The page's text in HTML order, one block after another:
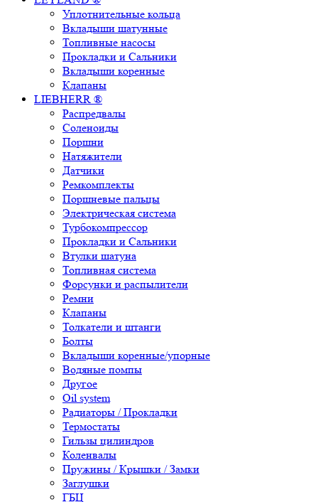
Уплотнительные кольца
Вкладыши шатунные
Топливные насосы
Прокладки и Сальники
Вкладыши коренные
Клапаны
LIEBHERR ®
Распредвалы
Соленоиды
Поршни
Натяжители
Датчики
Ремкомплекты
Поршневые пальцы
Электрическая система
Турбокомпрессор
Прокладки и Сальники
Втулки шатуна
Топливная система
Форсунки и распылители
Ремни
Клапаны
Толкатели и штанги
Болты
Вкладыши коренные/упорные
Водяные помпы
Другое
Oil system
Радиаторы / Прокладки
Термостаты
Гильзы цилиндров
Коленвалы
Пружины / Крышки / Замки
Заглушки
ГБЦ